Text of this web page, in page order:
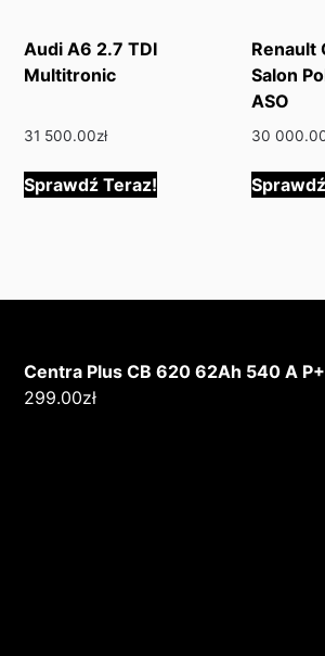
Audi A6 2.7 TDI
Multitronic
31 500.00zł
Sprawdź Teraz!
Renault
Salon
ASO
30
Centra Plus CB 620 62Ah 540 A P+
299.00zł